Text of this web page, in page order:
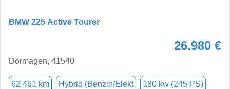
BMW 225 Active Tourer
26.980 €
Dormagen, 41540
62.461 km Hybrid (Benzin/Elekt 180 kw (245 PS)